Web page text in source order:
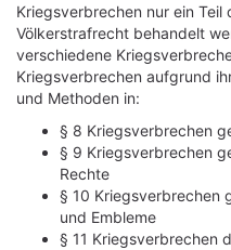
Kriegsverbrechen nur ein Teil
Völkerstrafrecht behandelt
verschiedene
Kriegsverbrechen aufgrund
und Methoden in:
§ 8 Kriegsverbrechen
§ 9 Kriegsverbrechen
Rechte
§ 10 Kriegsverbrechen
und Embleme
§ 11 Kriegsverbrechen